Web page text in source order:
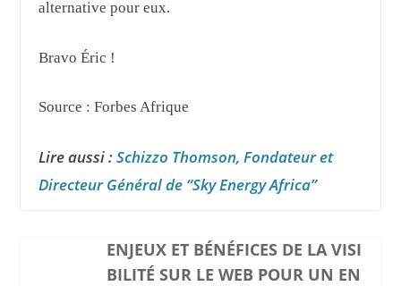
alternative pour eux.
Bravo Éric !
Source : Forbes Afrique
Lire aussi : Schizzo Thomson, Fondateur et
Directeur Général de “Sky Energy Africa”
ENJEUX ET BÉNÉFICES DE LA VISI
BILITÉ SUR LE WEB POUR UN EN